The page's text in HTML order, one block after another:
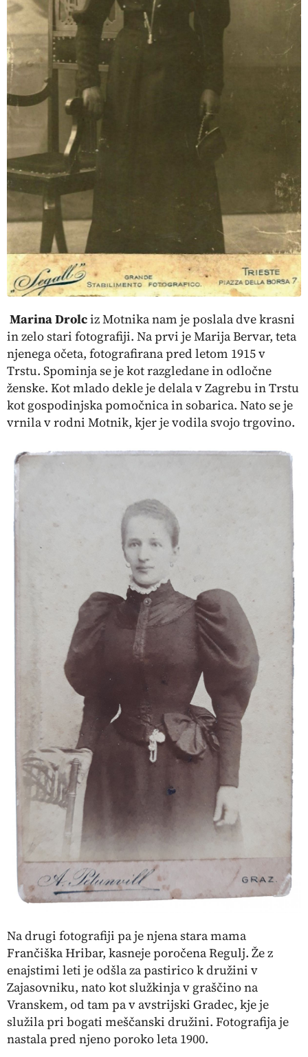
Marina Drolciz Motnika nam je poslala dve krasni
in zelo stari fotografiji. Na prvi je Marija Bervar, teta
njenega očeta, fotografirana pred letom 1915 v
Trstu. Spominja se je kot razgledane in odločne
ženske. Kot mlado dekle je delala v Zagrebu in Trstu
kot gospodinjska pomočnica in sobarica. Nato se je
vrnila v rodni Motnik, kjer je vodila svojo trgovino.
Na drugi fotografiji pa je njena stara mama
Frančiška Hribar, kasneje poročena Regulj. Že z
enajstimi leti je odšla za pastirico k družini v
Zajasovniku, nato kot služkinja v graščino na
Vranskem, od tam pa v avstrijski Gradec, kje je
služila pri bogati meščanski družini. Fotografija je
nastala pred njeno poroko leta 1900.